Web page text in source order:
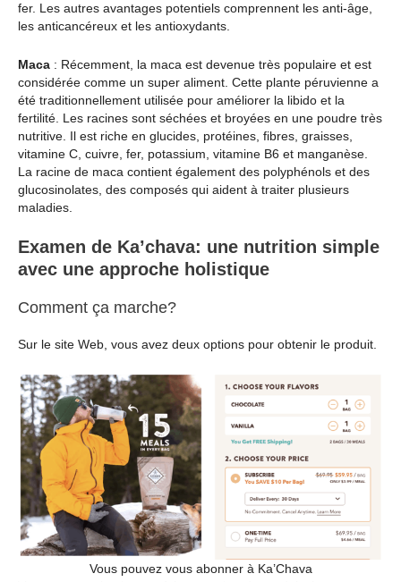
fer. Les autres avantages potentiels comprennent les anti-âge,
les anticancéreux et les antioxydants.
Maca : Récemment, la maca est devenue très populaire et est
considérée comme un super aliment. Cette plante péruvienne a
été traditionnellement utilisée pour améliorer la libido et la
fertilité. Les racines sont séchées et broyées en une poudre très
nutritive. Il est riche en glucides, protéines, fibres, graisses,
vitamine C, cuivre, fer, potassium, vitamine B6 et manganèse.
La racine de maca contient également des polyphénols et des
glucosinolates, des composés qui aident à traiter plusieurs
maladies.
Examen de Ka’chava: une nutrition simple
avec une approche holistique
Comment ça marche?
Sur le site Web, vous avez deux options pour obtenir le produit.
Vous pouvez vous abonner à Ka’Chava